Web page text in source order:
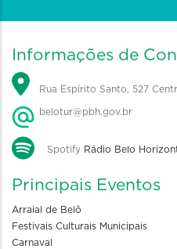
Informações de
Rua Espírito Santo, 527
belotur@pbh.gov.br
Spotify Rádio Belo
Principais Eventos
Arraial de Belô
Festivais Culturais Municipais
Carnaval